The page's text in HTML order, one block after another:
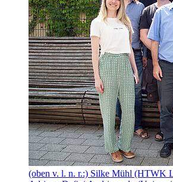
(oben v. l. n. r.:) Silke Mühl (HTWK